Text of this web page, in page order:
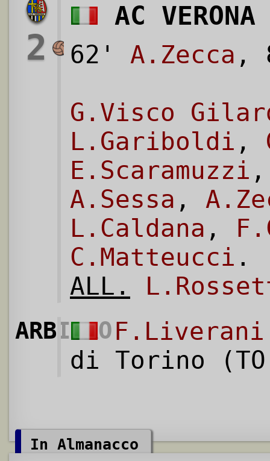
2
AC VERONA
62' A.Zecca ,
G.Visco
L.Gariboldi ,
E.Scaramuzzi
A.Sessa ,
L.Caldana ,
C.Matteucci .
ALL.
ARBITROF.Liverani
di Torino
In Almanacco